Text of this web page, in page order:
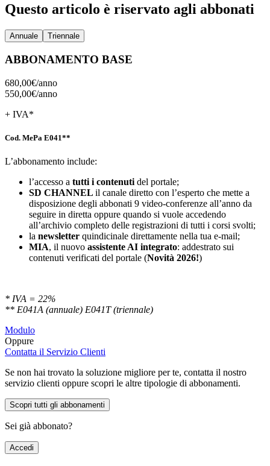
Questo articolo è riservato agli abbonati
Annuale Triennale
ABBONAMENTO BASE
680,00€/anno
550,00€/anno
+ IVA*
Cod. MePa E041**
L’abbonamento include:
l’accesso a tutti i contenutidel portale;
SD CHANNEL il canale diretto con l’esperto che mette a
disposizione degli abbonati 9 video-conferenze all’anno da
seguire in diretta oppure quando si vuole accedendo
all’archivio completo delle registrazioni di tutti i corsi svolti;
la newsletter quindicinale direttamente nella tua e-mail;
MIA, il nuovo assistente AI integrato: addestrato sui
contenuti verificati del portale (Novità 2026!)
* IVA = 22%
** E041A (annuale) E041T (triennale)
Modulo
Oppure
Contatta il Servizio Clienti
Se non hai trovato la soluzione migliore per te, contatta il nostro
servizio clienti oppure scopri le altre tipologie di abbonamenti.
Scopri tutti gli abbonamenti
Sei già abbonato?
Accedi